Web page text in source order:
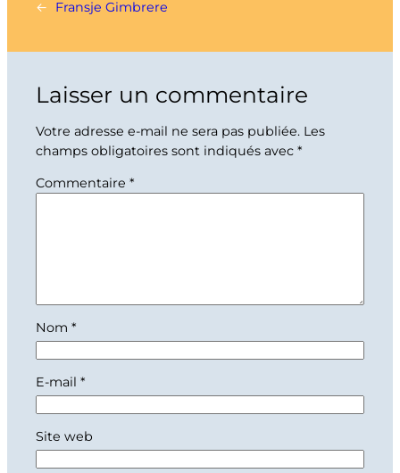
← Fransje Gimbrere
Laisser un commentaire
Votre adresse e-mail ne sera pas publiée. Les
champs obligatoires sont indiqués avec *
Commentaire *
Nom *
E-mail *
Site web